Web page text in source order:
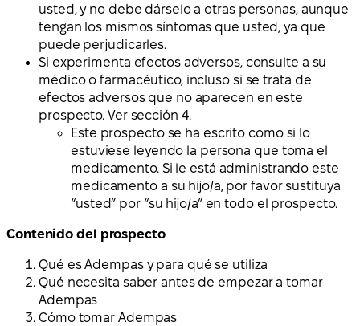
usted, y no debe dárselo a otras personas, aunque
tengan los mismos síntomas que usted, ya que
puede perjudicarles.
Si experimenta efectos adversos, consulte a su
médico o farmacéutico, incluso si se trata de
efectos adversos que no aparecen en este
prospecto. Ver sección 4.
Este prospecto se ha escrito como si lo
estuviese leyendo la persona que toma el
medicamento. Si le está administrando este
medicamento a su hijo/a, por favor sustituya
“usted” por “su hijo/a” en todo el prospecto.
Contenido del prospecto
Qué es Adempas y para qué se utiliza
Qué necesita saber antes de empezar a tomar
Adempas
Cómo tomar Adempas